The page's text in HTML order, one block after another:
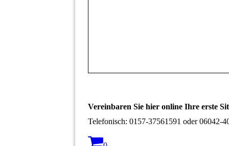
Vereinbaren Sie hier online Ihre erste
Telefonisch: 0157-37561591 oder 06042-